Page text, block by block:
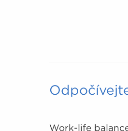
Work-life